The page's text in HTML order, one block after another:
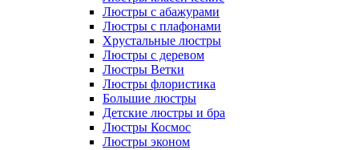
Люстры с абажурами
Люстры с плафонами
Хрустальные люстры
Люстры с деревом
Люстры Ветки
Люстры флористика
Большие люстры
Детские люстры и бра
Люстры Космос
Люстры эконом